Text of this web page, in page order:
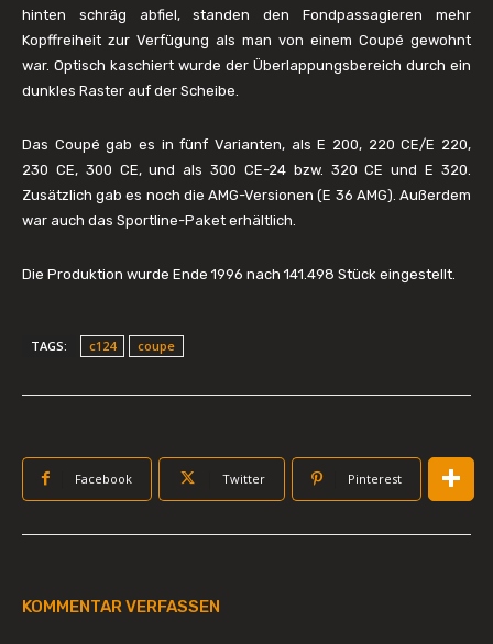
hinten schräg abfiel, standen den Fondpassagieren mehr
Kopffreiheit zur Verfügung als man von einem Coupé gewohnt
war. Optisch kaschiert wurde der Überlappungsbereich durch ein
dunkles Raster auf der Scheibe.
Das Coupé gab es in fünf Varianten, als E 200, 220 CE/E 220,
230 CE, 300 CE, und als 300 CE-24 bzw. 320 CE und E 320.
Zusätzlich gab es noch die AMG-Versionen (E 36 AMG). Außerdem
war auch das Sportline-Paket erhältlich.
Die Produktion wurde Ende 1996 nach 141.498 Stück eingestellt.
TAGS: c124 coupe
Facebook Twitter Pinterest
KOMMENTAR VERFASSEN